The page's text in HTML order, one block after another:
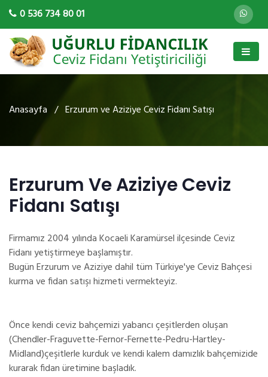
0 536 734 80 01
Anasayfa / Erzurum ve Aziziye Ceviz Fidanı Satışı
Erzurum Ve Aziziye Ceviz
Fidanı Satışı
Firmamız 2004 yılında Kocaeli Karamürsel ilçesinde Ceviz
Fidanı yetiştirmeye başlamıştır.
Bugün Erzurum ve Aziziye dahil tüm Türkiye'ye Ceviz Bahçesi
kurma ve fidan satışı hizmeti vermekteyiz.
Önce kendi ceviz bahçemizi yabancı çeşitlerden oluşan
(Chendler-Fraguvette-Fernor-Fernette-Pedru-Hartley-
Midland)çeşitlerle kurduk ve kendi kalem damızlık bahçemizide
kurarak fidan üretimine başladık.